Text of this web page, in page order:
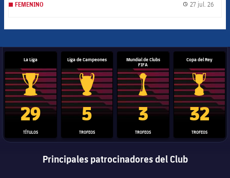
FEMENINO 27 jul. 26
La Liga
Trofeo de La Liga
29
TÍTULOS
Liga de Campeones
Trofeo de la Liga de Campeones
5
TROFEOS
Mundial de Clubs
FIFA
Trofeo del Mundial de
3
TROFEOS
Copa del Rey
Copa del
32
TROFEOS
Principales patrocinadores del Club